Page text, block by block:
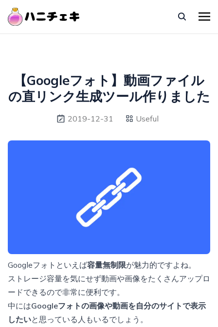
【Googleフォト】動画ファイル
の直リンク生成ツール作りました
2019-12-31 Useful
Googleフォトといえば容量無制限が魅力的ですよね。
ストレージ容量を気にせず動画や画像をたくさんアップロ
ードできるので非常に便利です。
中にはGoogleフォトの画像や動画を自分のサイトで表示
したいと思っている人もいるでしょう。